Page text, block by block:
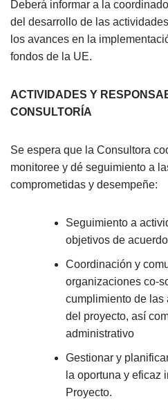
Deberá informar a la
del desarrollo de las
los avances en la
fondos de la UE.
ACTIVIDADES Y
CONSULTORÍA
Se espera que la Consultora
monitoree y dé seguimiento a
comprometidas y desempeñe:
Seguimiento a
objetivos de
Coordinación y
organizaciones co-
cumplimiento de las
del proyecto, así
administrativo
Gestionar y
la oportuna y eficaz
Proyecto.